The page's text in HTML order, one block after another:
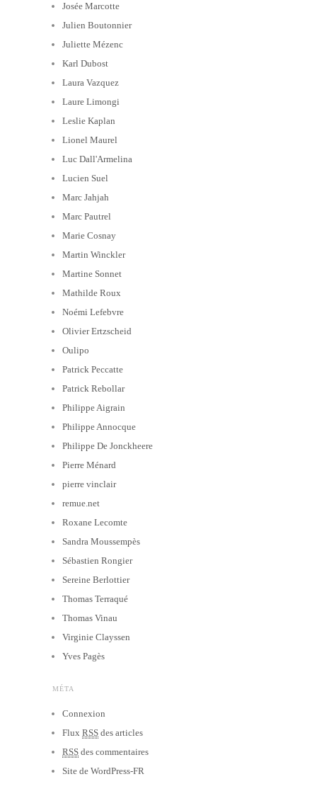
Josée Marcotte
Julien Boutonnier
Juliette Mézenc
Karl Dubost
Laura Vazquez
Laure Limongi
Leslie Kaplan
Lionel Maurel
Luc Dall'Armelina
Lucien Suel
Marc Jahjah
Marc Pautrel
Marie Cosnay
Martin Winckler
Martine Sonnet
Mathilde Roux
Noémi Lefebvre
Olivier Ertzscheid
Oulipo
Patrick Peccatte
Patrick Rebollar
Philippe Aigrain
Philippe Annocque
Philippe De Jonckheere
Pierre Ménard
pierre vinclair
remue.net
Roxane Lecomte
Sandra Moussempès
Sébastien Rongier
Sereine Berlottier
Thomas Terraqué
Thomas Vinau
Virginie Clayssen
Yves Pagès
MÉTA
Connexion
Flux RSS des articles
RSS des commentaires
Site de WordPress-FR